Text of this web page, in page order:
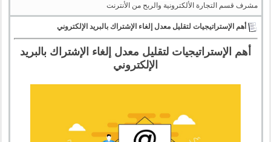
مشرف قسم التجارة الألكترونية والربح من الأنترنت
أهم الإستراتيجيات لتقليل معدل إلغاء الإشتراك بالبريد الإلكتروني
أهم الإستراتيجيات لتقليل معدل إلغاء الإشتراك بالبريد
الإلكتروني